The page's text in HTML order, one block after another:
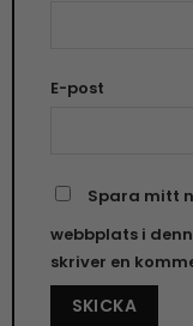
E-post
Spara mitt
webbplats i
skriver en